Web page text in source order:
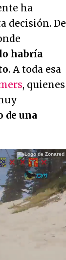
ha
decisión. De
habría
. A toda esa
, quienes
de una